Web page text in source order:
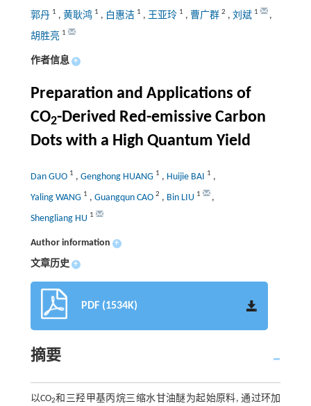
郭丹 1 , 黄耿鸿 1 , 白惠洁 1 , 王亚玲 1 , 曹广群 2 , 刘斌 1
,
胡胜亮 1
作者信息 +
Preparation and Applications of
CO2-Derived Red-emissive Carbon
Dots with a High Quantum Yield
Dan GUO 1 , Genghong HUANG 1 , Huijie BAI 1 ,
Yaling WANG 1 , Guangqun CAO 2 , Bin LIU 1
,
Shengliang HU 1
Author information +
文章历史 +
PDF (1534K)
摘要
以CO2和三羟甲基丙烷三缩水甘油醚为起始原料, 通过环加